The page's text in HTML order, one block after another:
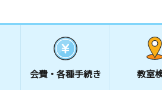
会費・ 各種手続き 教室